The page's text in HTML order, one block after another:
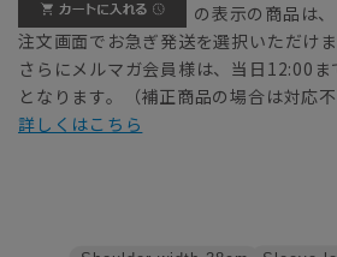
の表示の商品は、
注文画面でお急ぎ発送を選択いただけま
さらにメルマガ会員様は、当日12:00
となります。（補正商品の場合は対応不
詳しくはこちら